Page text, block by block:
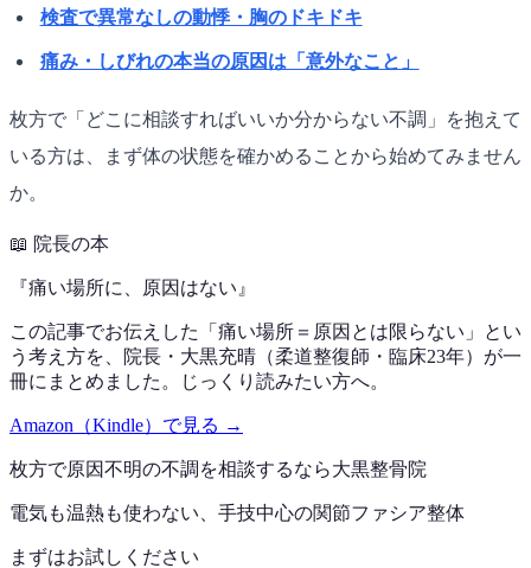
検査で異常なしの動悸・胸のドキドキ
痛み・しびれの本当の原因は「意外なこと」
枚方で「どこに相談すればいいか分からない不調」を抱えて
いる方は、まず体の状態を確かめることから始めてみません
か。
📖 院長の本
『痛い場所に、原因はない 』
この記事でお伝えした「痛い場所＝原因とは限らない」とい
う考え方を、院長・大黒充晴（柔道整復師・臨床23年）が一
冊にまとめました。じっくり読みたい方へ。
Amazon（Kindle）で見る →
枚方で原因不明の不調 を相談するなら大黒整骨院
電気も温熱も使わない、手技中心の関節ファシア整体
まずはお試しください